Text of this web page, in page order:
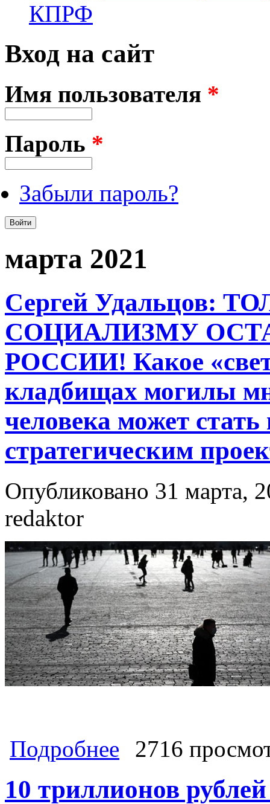
КПРФ
Вход на сайт
Имя пользователя *
Пароль *
Забыли пароль?
марта 2021
Сергей Удальцов:
СОЦИАЛИЗМУ
РОССИИ! Какое
кладбищах могилы
человека может
стратегическим
Опубликовано 31 марта,
redaktor
Подробнее о Сергей Удальцов: ТОЛЬКО
«светлое будущее», если на
стратегическим проектом для
2716
10 триллионов